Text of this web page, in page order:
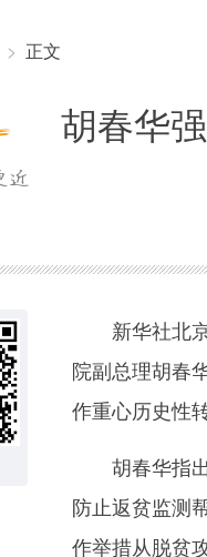
> 正文
胡春华
新华社北京
院副总理胡春
作重心历史性
胡春华指出
防止返贫监测
作举措从脱贫